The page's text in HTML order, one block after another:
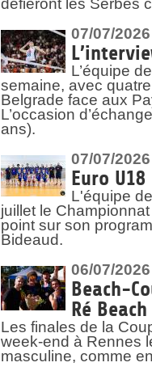
défieront les Serbes
07/07/2026
L’équipe
semaine, avec
Belgrade face aux
L’occasion
ans).
07/07/2026
Euro
L'équipe
juillet le
point sur son
Bideaud.
06/07/2026
Beach-
Ré
Les finales de la
week-end à Rennes
masculine, comme